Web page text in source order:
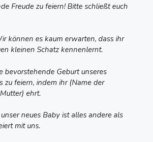
Freude zu feiern! Bitte schließt euch
können es kaum erwarten, dass ihr
kleinen Schatz kennenlernt.
bevorstehende Geburt unseres
zu feiern, indem ihr (Name der
ehrt.
neues Baby ist alles andere als
mit uns.